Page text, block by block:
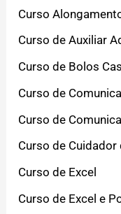
Curso
Curso de Auxiliar
Curso de Bolos
Curso de
Curso de
Curso de
Curso de Excel
Curso de Excel e